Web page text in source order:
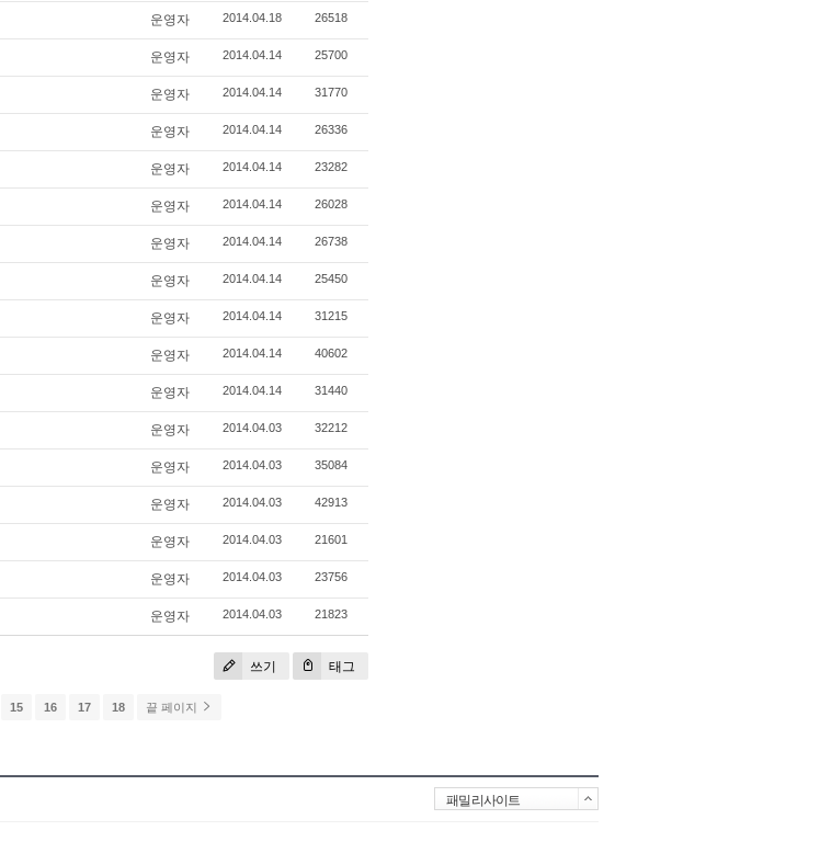
운영자 2014.04.18 26518
운영자 2014.04.14 25700
운영자 2014.04.14 31770
운영자 2014.04.14 26336
운영자 2014.04.14 23282
운영자 2014.04.14 26028
운영자 2014.04.14 26738
운영자 2014.04.14 25450
운영자 2014.04.14 31215
운영자 2014.04.14 40602
운영자 2014.04.14 31440
운영자 2014.04.03 32212
운영자 2014.04.03 35084
운영자 2014.04.03 42913
운영자 2014.04.03 21601
운영자 2014.04.03 23756
운영자 2014.04.03 21823
쓰기 태그
15 16 17 18 끝 페이지
패밀리사이트